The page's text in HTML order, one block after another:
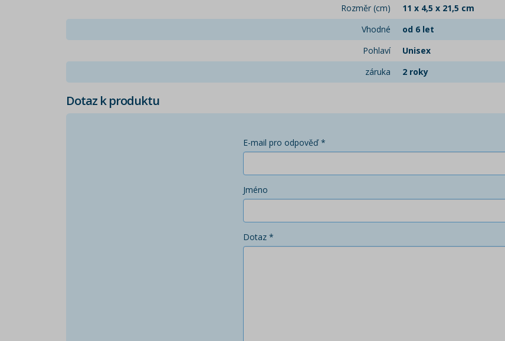
Rozměr (cm)
11 x 4,5 x 21,5 cm
Vhodné
od 6 let
Pohlaví
Unisex
záruka
2 roky
Dotaz k produktu
E-mail pro odpověď *
Jméno
Dotaz *